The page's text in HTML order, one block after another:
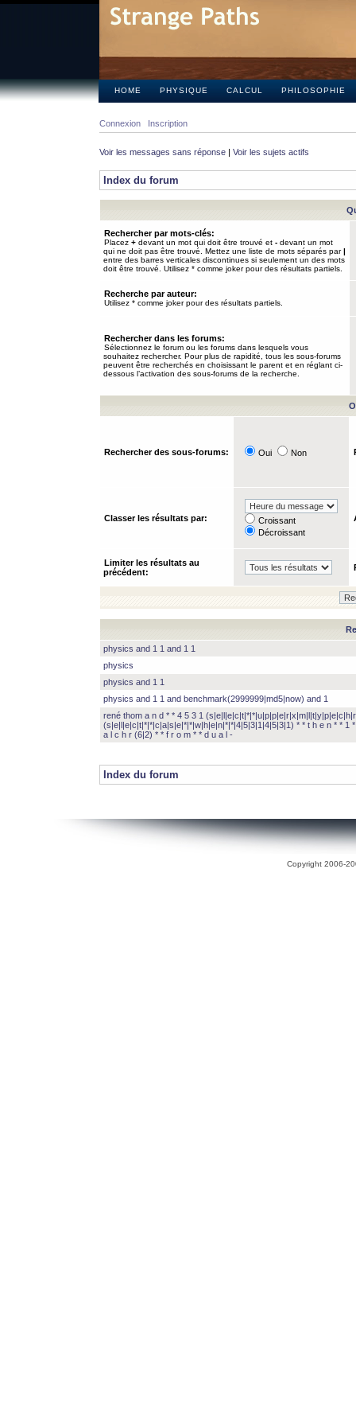
HOME PHYSIQUE CALCUL PHILOSOPHIE
Connexion Inscription
Voir les messages sans réponse | Voir les sujets actifs
Index du forum
Rechercher par mots-clés:
Placez + devant un mot qui doit être trouvé et - devant un mot
qui ne doit pas être trouvé. Mettez une liste de mots séparés par|
entre des barres verticales discontinues si seulement un des mots
doit être trouvé. Utilisez * comme joker pour des résultats partiels.
Recherche par auteur:
Utilisez * comme joker pour des résultats partiels.
Rechercher dans les forums:
Sélectionnez le forum ou les forums dans lesquels vous
souhaitez rechercher. Pour plus de rapidité, tous les sous-forums
peuvent être recherchés en choisissant le parent et en réglant ci-
dessous l’activation des sous-forums de la recherche.
Rechercher des sous-forums: Oui Non
Classer les résultats par:
Croissant
Décroissant
Limiter les résultats au
précédent:
physics and 1 1 and 1 1
physics
physics and 1 1
physics and 1 1 and benchmark(2999999|md5|now) and 1
rené thom a n d * * 4 5 3 1
(s|e|l|e|c|t|*|*|c|a|s|e|*|*|w|h|e|n|*|*|4|5|3|1|4|5|3|1) * * t h e n * * 1
a l c h r (6|2) * * f r o m * * d u a l -
Index du forum
Copyright 2006-